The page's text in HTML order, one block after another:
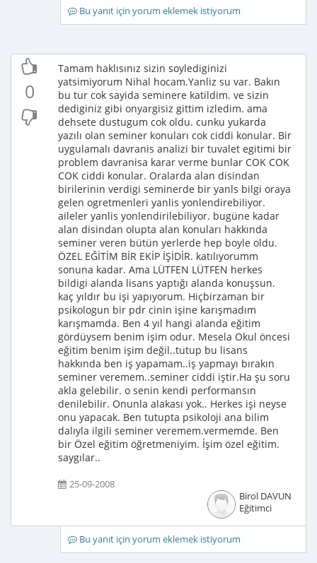
Bu yanıt için yorum eklemek istiyorum
0
Tamam haklısınız sizin soylediginizi
yatsimiyorum Nihal hocam.Yanliz su var. Bakın
bu tur cok sayida seminere katildim. ve sizin
dediginiz gibi onyargisiz gittim izledim. ama
dehsete dustugum cok oldu. cunku yukarda
yazılı olan seminer konuları cok ciddi konular. Bir
uygulamalı davranis analizi bir tuvalet egitimi bir
problem davranisa karar verme bunlar COK COK
COK ciddi konular. Oralarda alan disindan
birilerinin verdigi seminerde bir yanls bilgi oraya
gelen ogretmenleri yanlis yonlendirebiliyor.
aileler yanlis yonlendirilebiliyor. bugüne kadar
alan disindan olupta alan konuları hakkında
seminer veren bütün yerlerde hep boyle oldu.
ÖZEL EĞİTİM BİR EKİP İŞİDİR. katılıyorumm
sonuna kadar. Ama LÜTFEN LÜTFEN herkes
bildigi alanda lisans yaptığı alanda konuşsun.
kaç yıldır bu işi yapıyorum. Hiçbirzaman bir
psikologun bir pdr cinin işine karışmadım
karışmamda. Ben 4 yıl hangi alanda eğitim
gördüysem benim işim odur. Mesela Okul öncesi
eğitim benim işim değil..tutup bu lisans
hakkında ben iş yapamam..iş yapmayı bırakın
seminer veremem..seminer ciddi iştir.Ha şu soru
akla gelebilir. o senin kendi performansın
denilebilir. Onunla alakası yok.. Herkes işi neyse
onu yapacak. Ben tutupta psikoloji ana bilim
dalıyla ilgili seminer veremem.vermemde. Ben
bir Özel eğitim öğretmeniyim. İşim özel eğitim.
saygılar..
25-09-2008
Birol DAVUN
Eğitimci
Bu yanıt için yorum eklemek istiyorum